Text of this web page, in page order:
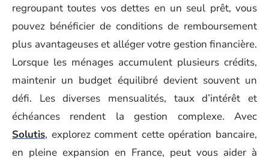
regroupant toutes vos dettes en un seul prêt, vous
pouvez bénéficier de conditions de remboursement
plus avantageuses et alléger votre gestion financière.
Lorsque les ménages accumulent plusieurs crédits,
maintenir un budget équilibré devient souvent un
défi. Les diverses mensualités, taux d’intérêt et
échéances rendent la gestion complexe. Avec
Solutis, explorez comment cette opération bancaire,
en pleine expansion en France, peut vous aider à